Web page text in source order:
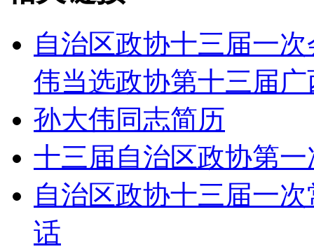
自治区政协十三届一
伟当选政协第十三届
孙大伟同志简历
十三届自治区政协第
自治区政协十三届一
话